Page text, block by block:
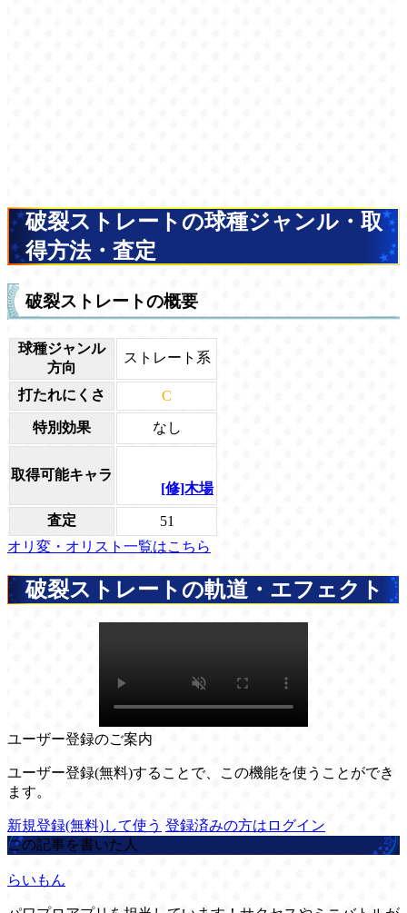
破裂ストレートの球種ジャンル・取
得方法・査定
破裂ストレートの概要
球種ジャンル
方向
ストレート系
打たれにくさ C
特別効果 なし
取得可能キャラ
[修]木場
査定
51
オリ変・オリスト一覧はこちら
破裂ストレートの軌道・エフェクト
ユーザー登録のご案内
ユーザー登録(無料)することで、この機能を使うことができ
ます。
新規登録(無料)して使う 登録済みの方はログイン
この記事を書いた人
らいもん